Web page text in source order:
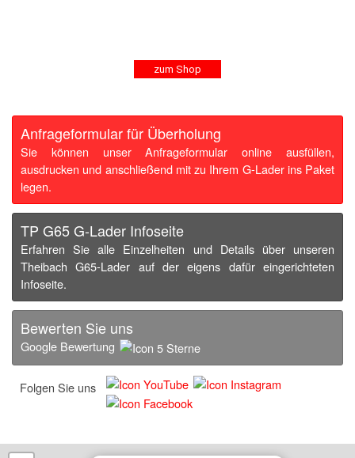
zum Shop
Anfrageformular für Überholung
Sie können unser Anfrageformular online ausfüllen,
ausdrucken und anschließend mit zu Ihrem G-Lader ins Paket
legen.
TP G65 G-Lader Infoseite
Erfahren Sie alle Einzelheiten und Details über unseren
Theibach G65-Lader auf der eigens dafür eingerichteten
Infoseite.
Bewerten Sie uns
Google Bewertung
Folgen Sie uns